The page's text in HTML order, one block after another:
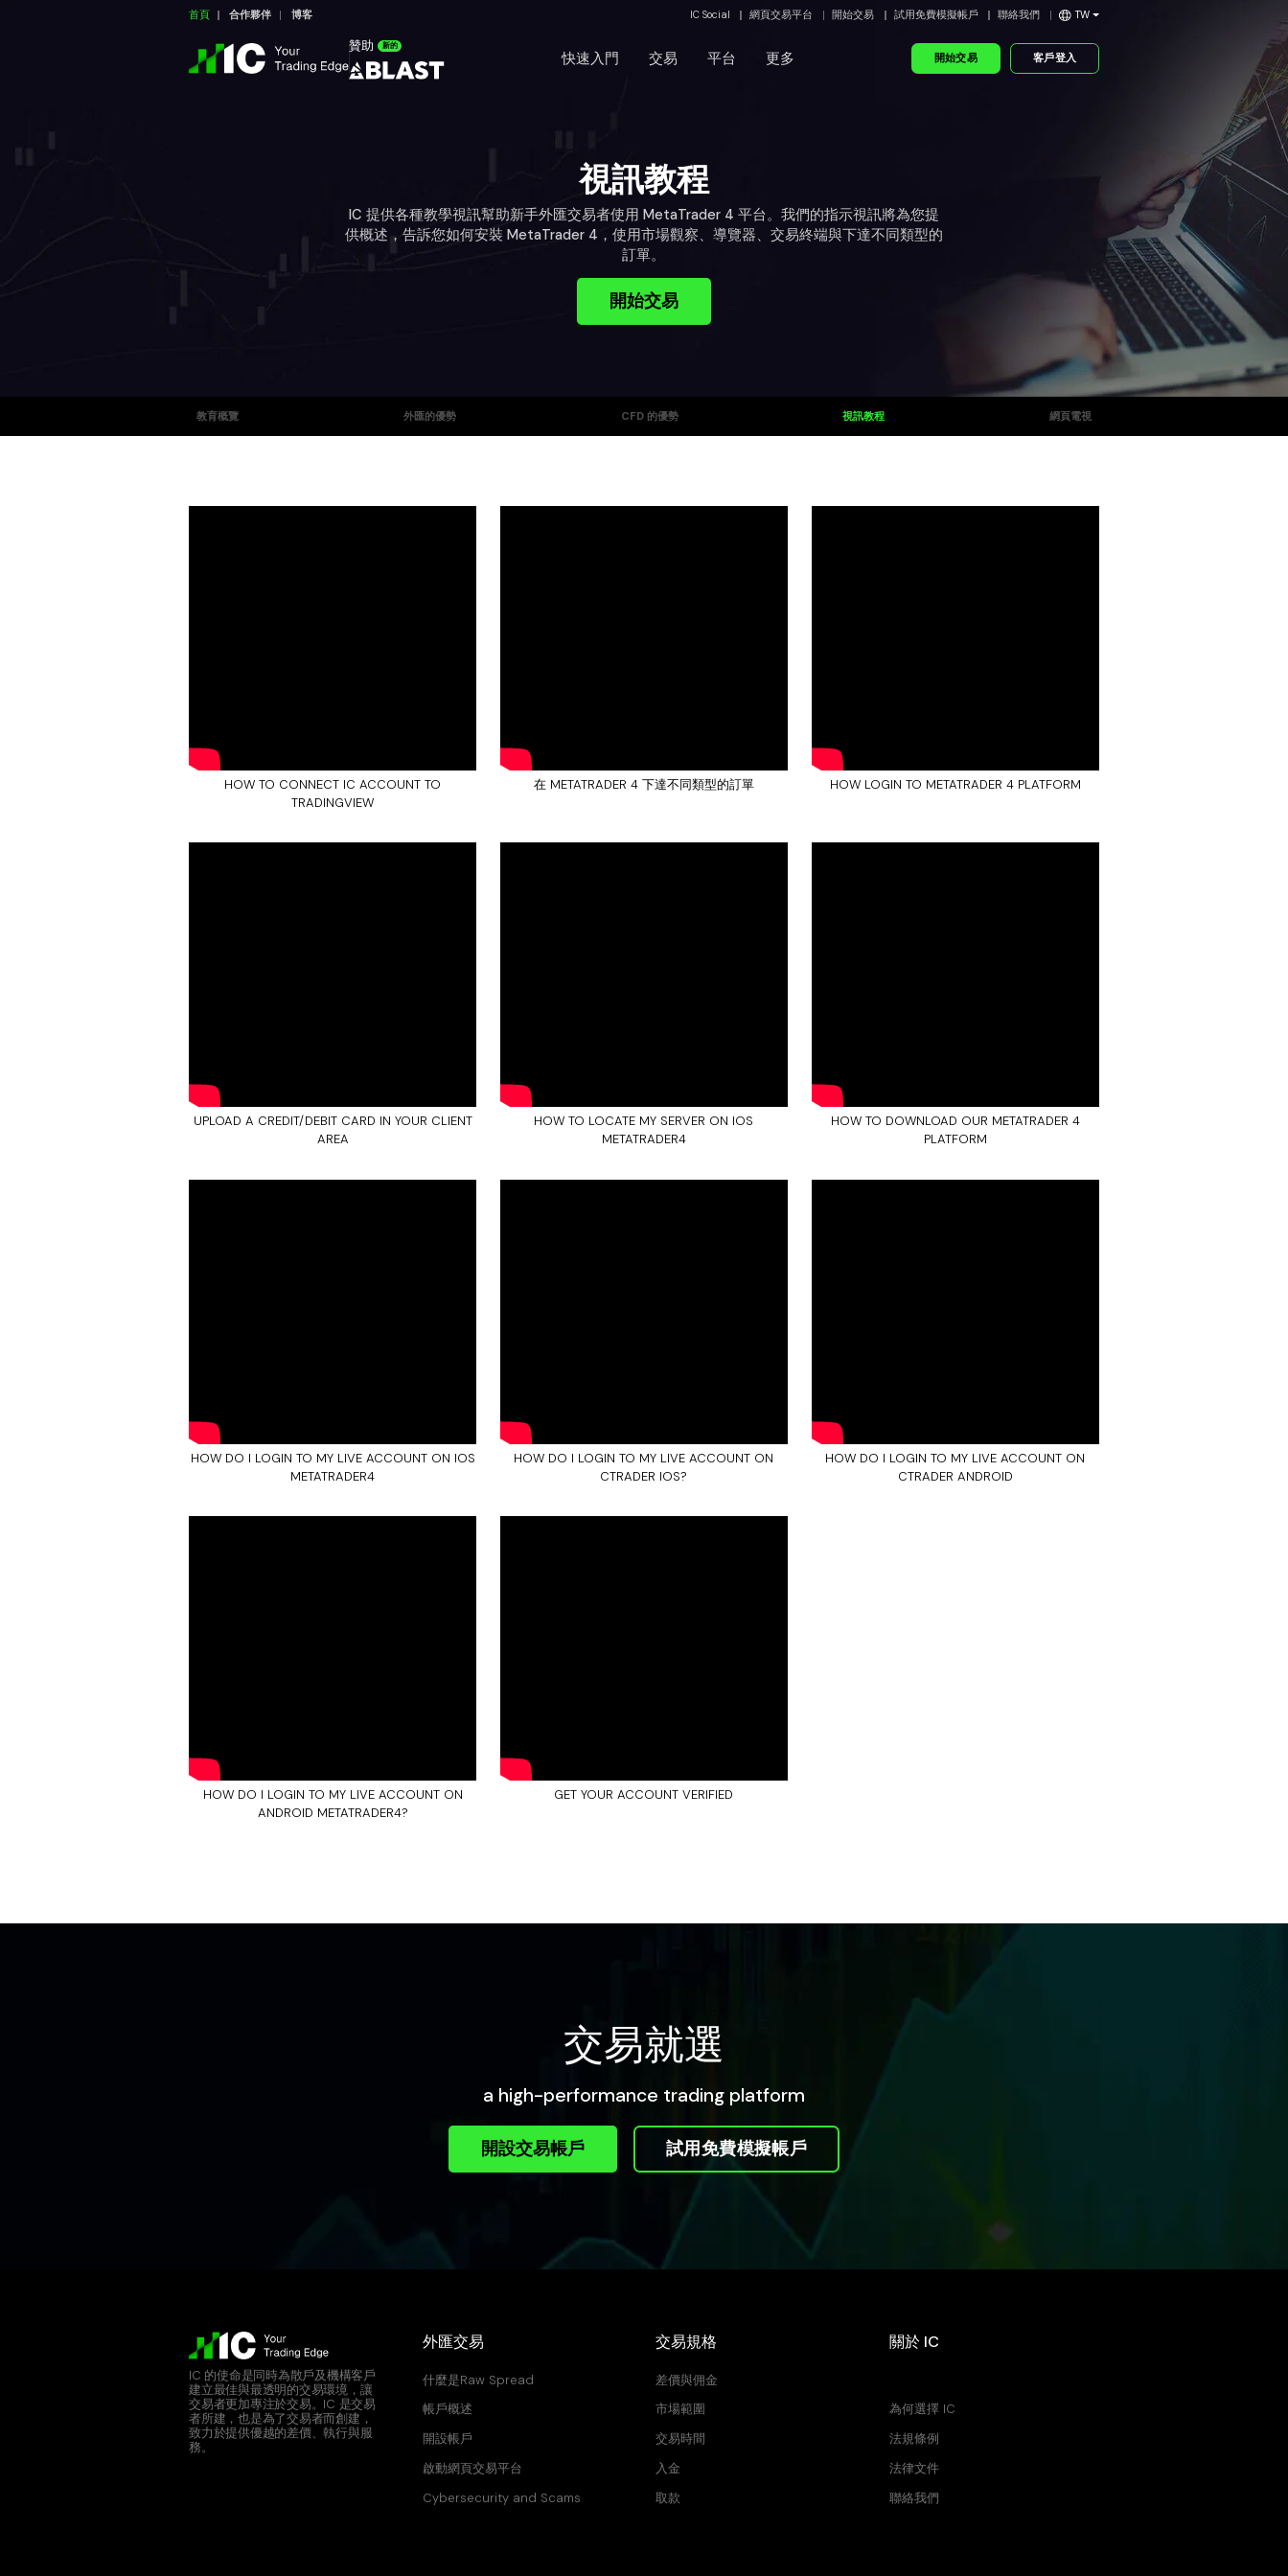
首頁 合作夥伴 博客 IC Social 網頁交易平台 開始交易 試用免費模擬帳戶 聯絡我們 TW
贊助 新的
快速入門 交易 平台 更多 開始交易 客戶登入
視訊教程
IC 提供各種教學視訊幫助新手外匯交易者使用 MetaTrader 4 平台。我們的指示視訊將為您提
供概述，告訴您如何安裝 MetaTrader 4，使用市場觀察、導覽器、交易終端與下達不同類型的
訂單。
開始交易
教育概覽 外匯的優勢 CFD 的優勢 視訊教程 網頁電視
HOW TO CONNECT IC ACCOUNT TO
TRADINGVIEW
在 METATRADER 4 下達不同類型的訂單 HOW LOGIN TO METATRADER 4 PLATFORM
UPLOAD A CREDIT/DEBIT CARD IN YOUR CLIENT
AREA
HOW TO LOCATE MY SERVER ON IOS
METATRADER4
HOW TO DOWNLOAD OUR METATRADER 4
PLATFORM
HOW DO I LOGIN TO MY LIVE ACCOUNT ON IOS
METATRADER4
HOW DO I LOGIN TO MY LIVE ACCOUNT ON
CTRADER IOS?
HOW DO I LOGIN TO MY LIVE ACCOUNT ON
CTRADER ANDROID
HOW DO I LOGIN TO MY LIVE ACCOUNT ON
ANDROID METATRADER4?
GET YOUR ACCOUNT VERIFIED
交易就選
a high-performance trading platform
開設交易帳戶 試用免費模擬帳戶
IC 的使命是同時為散戶及機構客戶
建立最佳與最透明的交易環境，讓
交易者更加專注於交易。IC 是交易
者所建，也是為了交易者而創建，
致力於提供優越的差價、執行與服
務。
外匯交易
什麼是Raw Spread
帳戶概述
開設帳戶
啟動網頁交易平台
Cybersecurity and Scams
交易規格
差價與佣金
市場範圍
交易時間
入金
取款
關於 IC
為何選擇 IC
法規條例
法律文件
聯絡我們